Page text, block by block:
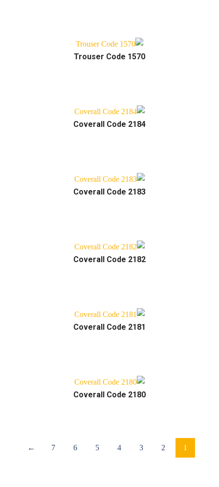
Trouser Code 1570
Coverall Code 2184
Coverall Code 2183
Coverall Code 2182
Coverall Code 2181
Coverall Code 2180
1
2
3
4
5
6
7
←